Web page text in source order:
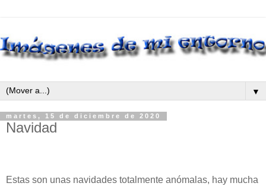
▼
martes, 15 de diciembre de 2020
Navidad
Estas son unas navidades totalmente anómalas, hay mucha